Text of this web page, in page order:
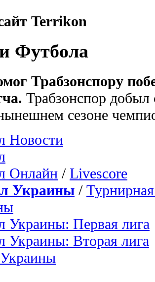
Terrikon
Футбола
Трабзонспору
Трабзонспор
сезоне
Новости
Онлайн / Livescore
Украины /
Украины: Первая лига
Украины: Вторая лига